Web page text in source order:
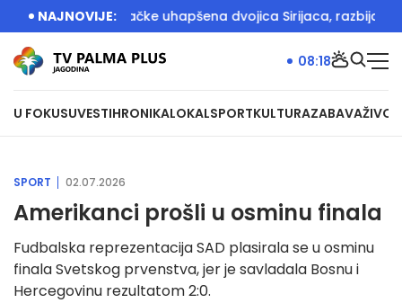
NAJNOVIJE:
Srbije i Nemačke uhapšena dvojica Sirijaca, razbijane
U FOKUSUVESTIHRONIKALOKALSPORTKULTURAZABAVAŽIVOT
08:18
SPORT 02.07.2026
Amerikanci prošli u osminu finala
Fudbalska reprezentacija SAD plasirala se u osminu
finala Svetskog prvenstva, jer je savladala Bosnu i
Hercegovinu rezultatom 2:0.